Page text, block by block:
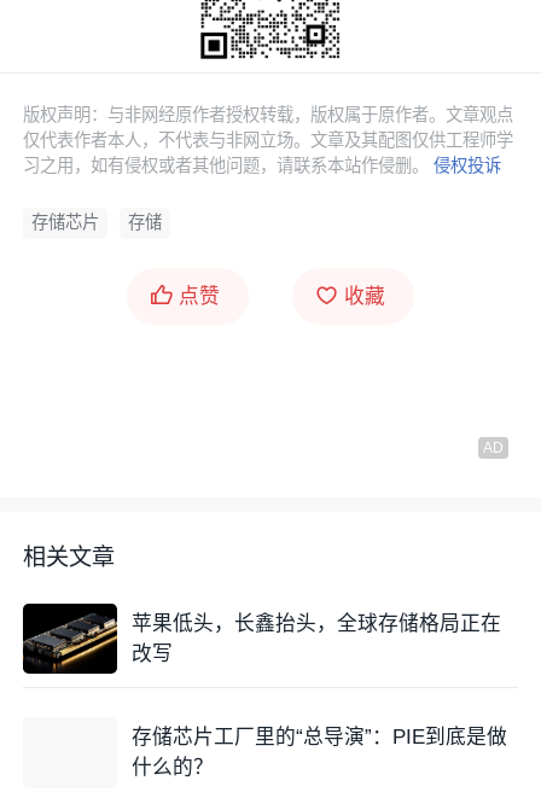
版权声明：与非网经原作者授权转载，版权属于原作者。文章观点
仅代表作者本人，不代表与非网立场。文章及其配图仅供工程师学
习之用，如有侵权或者其他问题，请联系本站作侵删。侵权投诉
存储芯片 存储
点赞 收藏
相关文章
苹果低头，长鑫抬头，全球存储格局正在
改写
存储芯片工厂里的“总导演”：PIE到底是做
什么的？